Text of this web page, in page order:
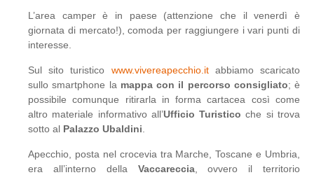
L’area camper è in paese (attenzione che il venerdì è
giornata di mercato!), comoda per raggiungere i vari punti di
interesse.
Sul sito turistico www.vivereapecchio.itabbiamo scaricato
sullo smartphone la mappa con il percorso consigliato; è
possibile comunque ritirarla in forma cartacea così come
altro materiale informativo all’Ufficio Turistico che si trova
sotto al Palazzo Ubaldini
Apecchio, posta nel crocevia tra Marche, Toscane e Umbria,
era all’interno della Vaccareccia, ovvero il territorio